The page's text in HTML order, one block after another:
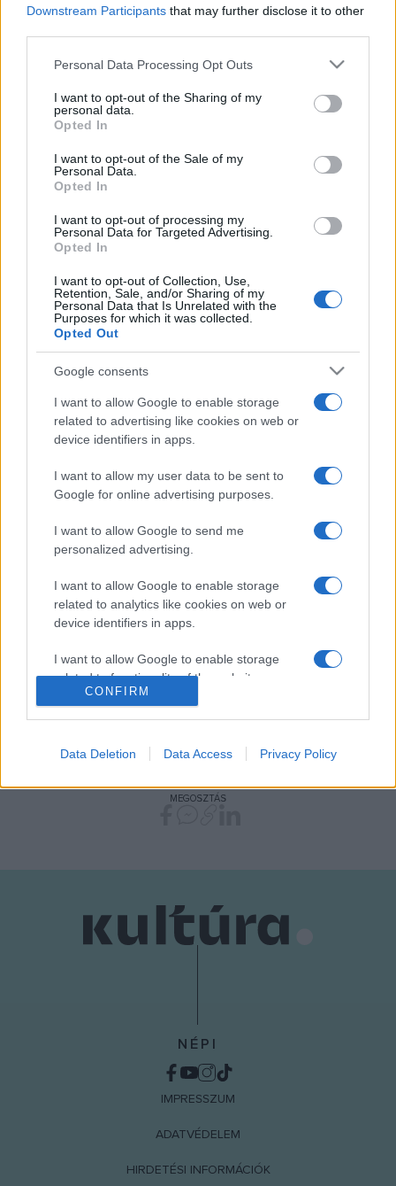
Downstream Participants that may further disclose it to other
Please note that this website/app uses one or more Google
not limited to your visit or usage behaviour. You may click to
grant or deny consent to Google and its third-party tags to
use your data for below specified purposes in below Google
consent section.
Personal Data Processing Opt Outs
I want to opt-out of the Sharing of my
personal data.
Opted In
I want to opt-out of the Sale of my
Personal Data.
Opted In
I want to opt-out of processing my
Personal Data for Targeted Advertising.
Opted In
I want to opt-out of Collection, Use,
Retention, Sale, and/or Sharing of my
Personal Data that Is Unrelated with the
Purposes for which it was collected.
Opted Out
Google consents
I want to allow Google to enable storage
related to advertising like cookies on web or
device identifiers in apps.
I want to allow my user data to be sent to
Google for online advertising purposes.
I want to allow Google to send me
personalized advertising.
I want to allow Google to enable storage
related to analytics like cookies on web or
device identifiers in apps.
I want to allow Google to enable storage
related to functionality of the website or app.
related to security, including authentication
functionality and fraud prevention, and other
CONFIRM
Data Deletion Data Access Privacy Policy
aki képes volt a maga korában szembe fordulni az árral, a
napi kultúrpolitikával és sokat tett a visegrádi országok
közti kapcsolatokért.
"Varga még 1989 előtt jelentősen hozzájárult a
Csehszlovákiában betiltott cseh énekesek budapesti
fellépésének megszervezéséhez. Ez volt a vasfüggöny
egyik első megnyitása" - hangsúlyozta Tichák.
Varga György műfordítóként és diplomataként is nagyon jól
ismert Csehországban. Az 1989-es rendszerváltás után ő
volt Magyarország első csehszlovákiai nagykövete, majd
később, az önálló Csehország és Szlovákia megalakulása
után kassai főkonzulként tevékenykedett. Jelenleg a Prágai
Václav Havel Kérem, röviden című önéletrajzi kötetének
magyarításán dolgozik.
A folyóirat, amely a volt csehszlovák emigráció egyik
rendszerváltás után visszatért Prágába. Jirí Pelikán
Olmützben született, s ezért a róla elnevezett díjat is ebben
a nagy történelmi hagyományokkal rendelkező morva
városban adják át.
A Pelikán-díjat első ízben 2004-ben ítélték oda, akkor
Tadeusz Mazowieckivolt lengyel miniszterelnököt és
publicistát tüntették ki vele, míg 2005-ben
MEGOSZTÁS
NÉPI
IMPRESSZUM
ADATVÉDELEM
HIRDETÉSI INFORMÁCIÓK